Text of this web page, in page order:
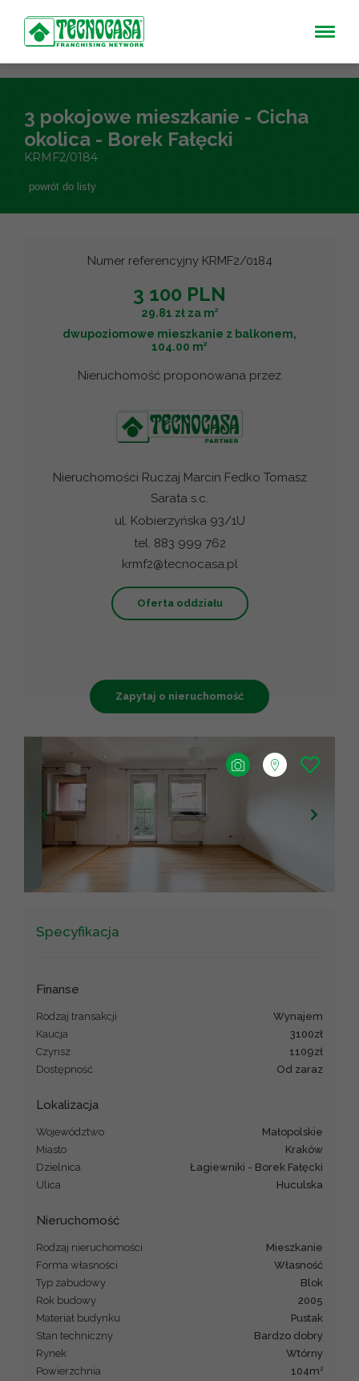
3 pokojowe mieszkanie - Cicha
okolica - Borek Fałęcki
KRMF2/0184
powrót do listy
Numer referencyjny KRMF2/0184
3 100 PLN
29.81 zł za m2
dwupoziomowe mieszkanie z balkonem,
104.00 m2
Nieruchomość proponowana przez
Nieruchomości Ruczaj Marcin Fedko Tomasz
Sarata s.c.
ul. Kobierzyńska 93/1U
tel. 883 999 762
krmf2@tecnocasa.pl
Oferta oddziału
Zapytaj o nieruchomość
+
contributors ©CARTO
Specyfikacja
Finanse
Rodzaj transakcji
wynajem
Kaucja
3100zł
Czynsz
1109zł
Dostępność
od zaraz
Lokalizacja
Województwo
małopolskie
Miasto
Kraków
Dzielnica
Łagiewniki - Borek Fałęcki
Ulica
Huculska
Nieruchomość
Rodzaj nieruchomości
mieszkanie
Forma własności
Własność
Typ zabudowy
blok
Rok budowy
2005
Materiał budynku
pustak
Stan techniczny
Bardzo dobry
Rynek
Wtórny
Powierzchnia
104m 2